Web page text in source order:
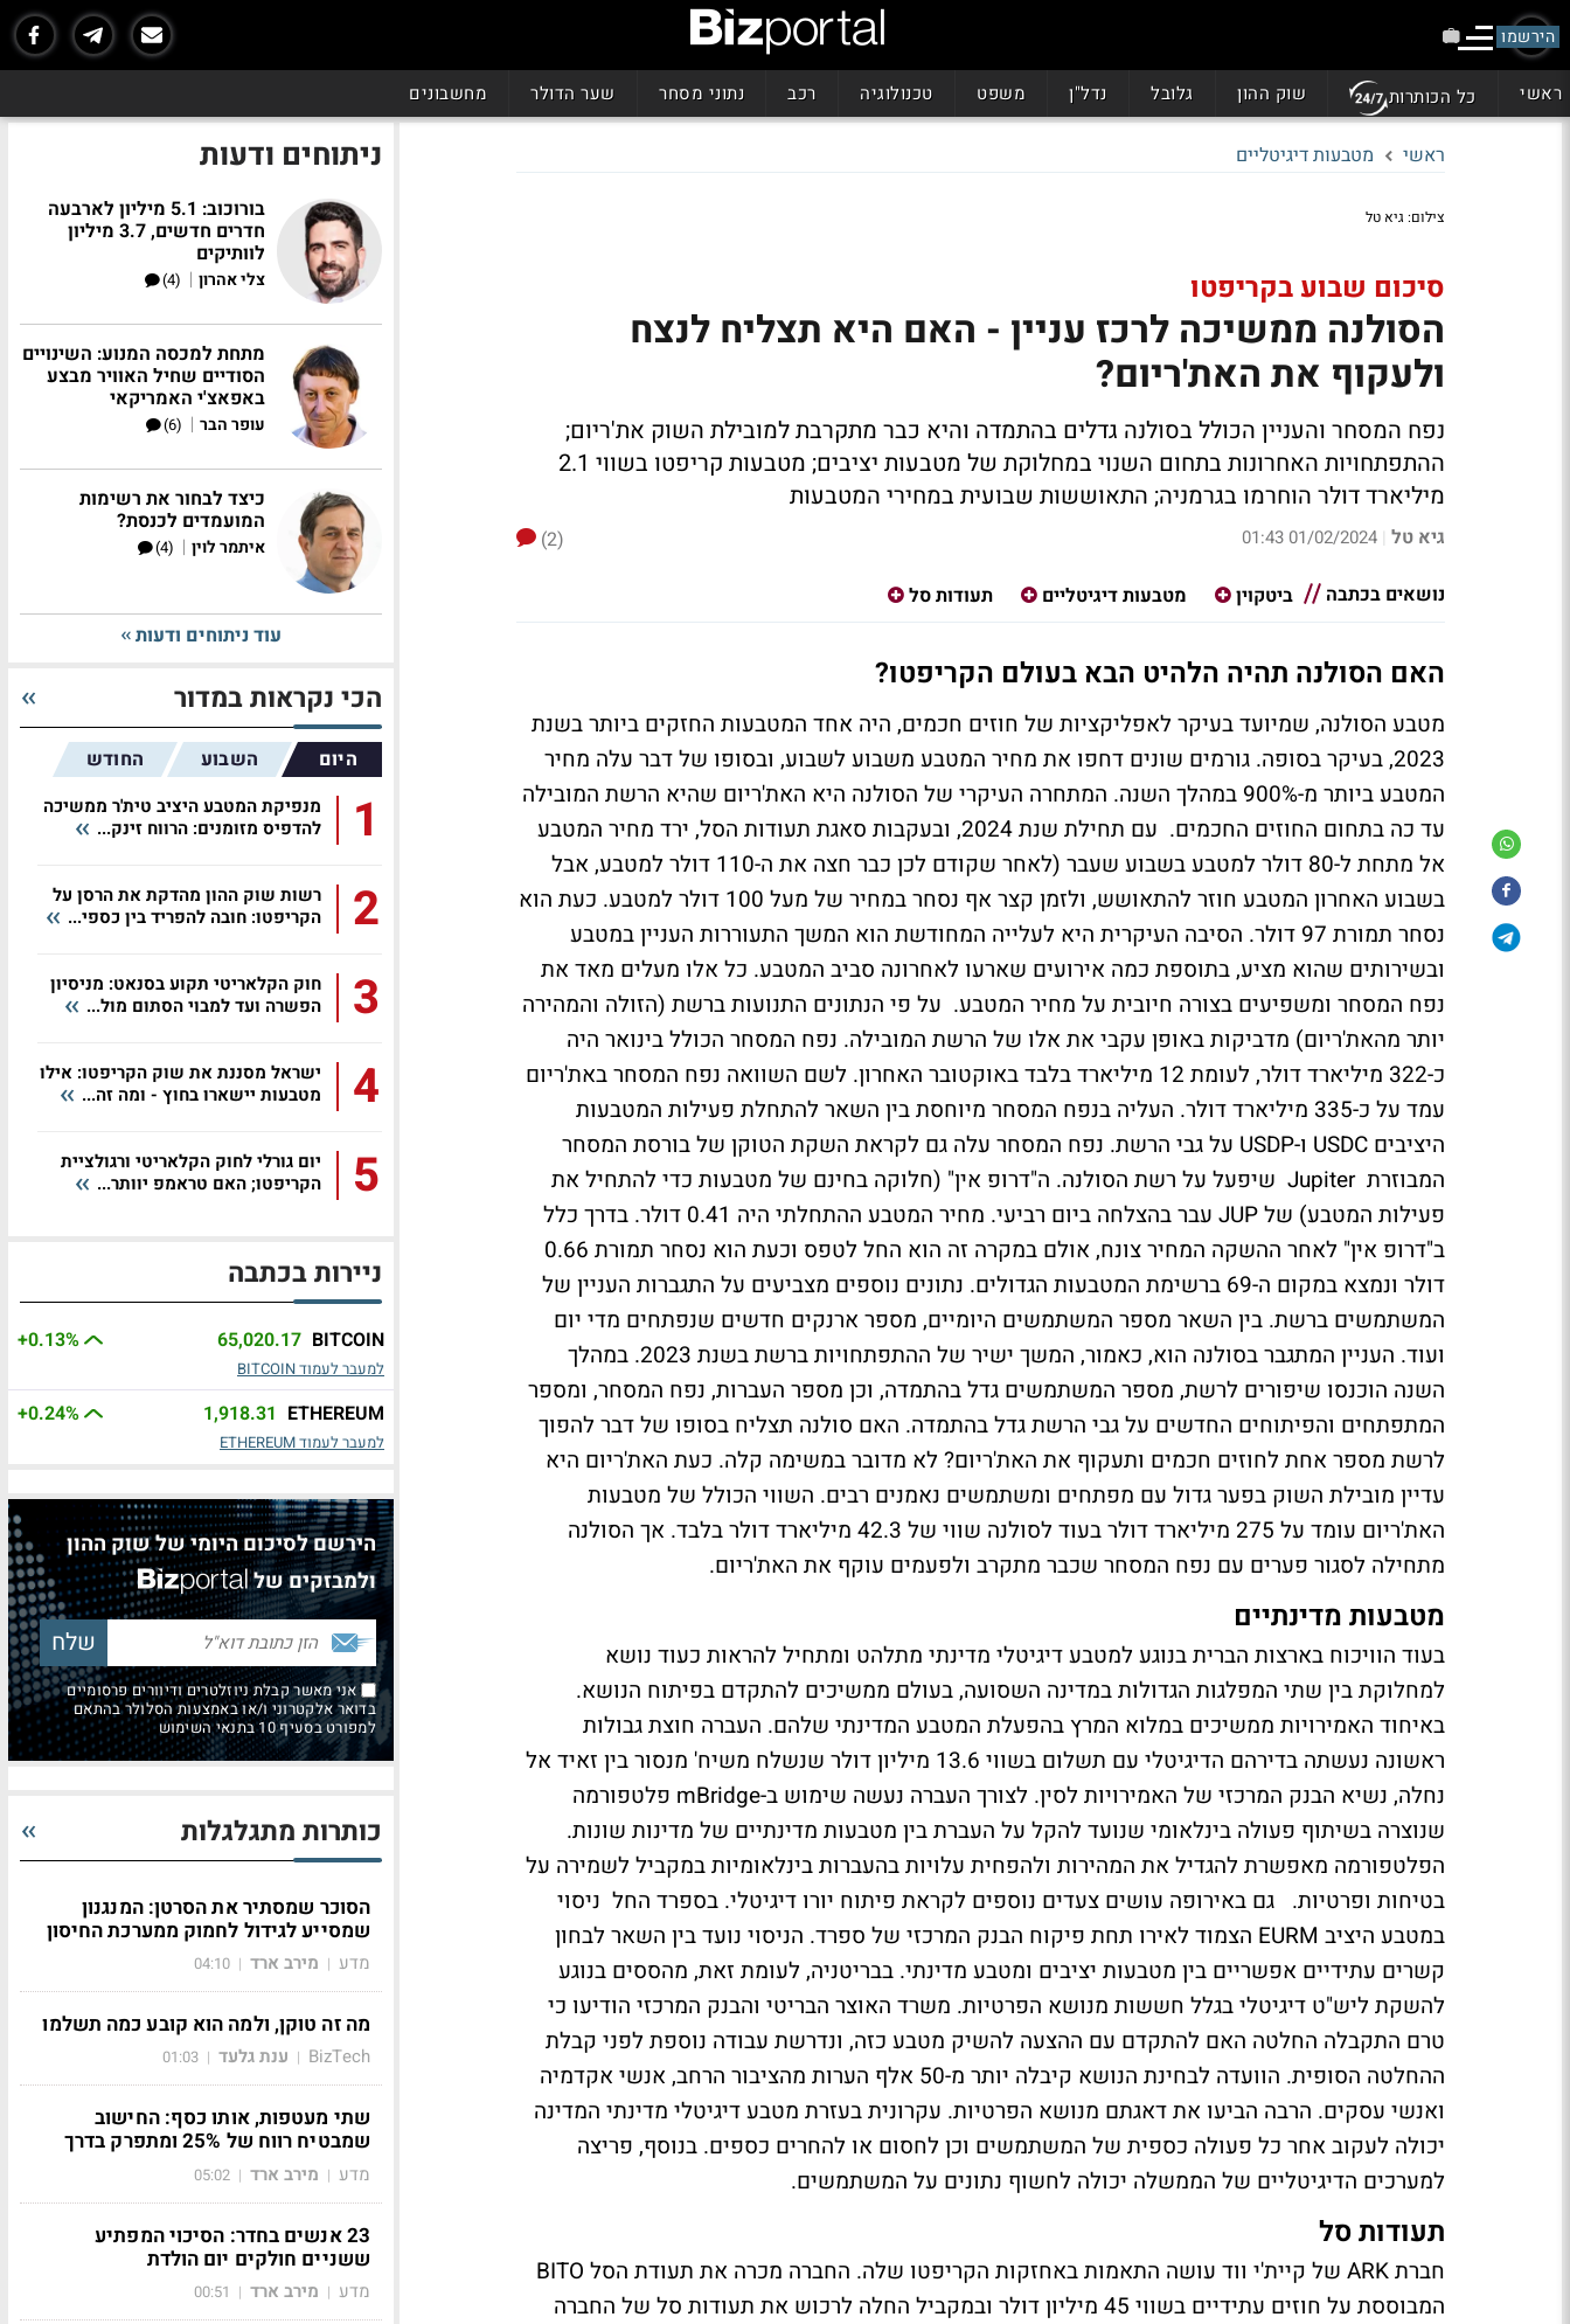
הירשמו
ראשי כל הכותרות שוק ההון גלובל נדל"ן משפט טכנולוגיה רכב נתוני מסחר שער הדולר מחשבונים
ראשי מטבעות דיגיטליים
צילום: גיא טל
סיכום שבוע בקריפטו
הסולנה ממשיכה לרכז עניין - האם היא תצליח לנצח
ולעקוף את האת'ריום?
נפח המסחר והעניין הכולל בסולנה גדלים בהתמדה והיא כבר מתקרבת למובילת השוק את'ריום;
ההתפתחויות האחרונות בתחום השנוי במחלוקת של מטבעות יציבים; מטבעות קריפטו בשווי 2.1
מיליארד דולר הוחרמו בגרמניה; התאוששות שבועית במחירי המטבעות
גיא טל |
01/02/2024 01:43
(2)
נושאים בכתבה
ביטקוין מטבעות דיגיטליים תעודות סל
האם הסולנה תהיה הלהיט הבא בעולם הקריפטו?
מטבע הסולנה, שמיועד בעיקר לאפליקציות של חוזים חכמים, היה אחד המטבעות החזקים ביותר בשנת
2023, בעיקר בסופה. גורמים שונים דחפו את מחיר המטבע משבוע לשבוע, ובסופו של דבר עלה מחיר
המטבע ביותר מ-900% במהלך השנה. המתחרה העיקרי של הסולנה היא האת'ריום שהיא הרשת המובילה
עד כה בתחום החוזים החכמים. עם תחילת שנת 2024, ובעקבות סאגת תעודות הסל, ירד מחיר המטבע
אל מתחת ל-80 דולר למטבע בשבוע שעבר (לאחר שקודם לכן כבר חצה את ה-110 דולר למטבע, אבל
בשבוע האחרון המטבע חוזר להתאושש, ולזמן קצר אף נסחר במחיר של מעל 100 דולר למטבע. כעת הוא
נסחר תמורת 97 דולר. הסיבה העיקרית היא לעלייה המחודשת הוא המשך התעוררות העניין במטבע
ובשירותים שהוא מציע, בתוספת כמה אירועים שארעו לאחרונה סביב המטבע. כל אלו מעלים מאד את
נפח המסחר ומשפיעים בצורה חיובית על מחיר המטבע. על פי הנתונים התנועות ברשת (הזולה והמהירה
יותר מהאת'ריום) מדביקות באופן עקבי את אלו של הרשת המובילה. נפח המסחר הכולל בינואר היה
כ-322 מיליארד דולר, לעומת 12 מיליארד בלבד באוקטובר האחרון. לשם השוואה נפח המסחר באת'ריום
עמד על כ-335 מיליארד דולר. העליה בנפח המסחר מיוחסת בין השאר להתחלת פעילות המטבעות
היציבים USDC ו-USDP על גבי הרשת. נפח המסחר עלה גם לקראת השקת הטוקן של בורסת המסחר
המבוזרת Jupiter שיפעל על רשת הסולנה. ה"דרופ אין" (חלוקה בחינם של מטבעות כדי להתחיל את
פעילות המטבע) של JUP עבר בהצלחה ביום רביעי. מחיר המטבע ההתחלתי היה 0.41 דולר. בדרך כלל
ב"דרופ אין" לאחר ההשקה המחיר צונח, אולם במקרה זה הוא החל לטפס וכעת הוא נסחר תמורת 0.66
דולר ונמצא במקום ה-69 ברשימת המטבעות הגדולים. נתונים נוספים מצביעים על התגברות העניין של
המשתמשים ברשת. בין השאר מספר המשתמשים היומיים, מספר ארנקים חדשים שנפתחים מדי יום
ועוד. העניין המתגבר בסולנה הוא, כאמור, המשך ישיר של ההתפתחויות ברשת בשנת 2023. במהלך
השנה הוכנסו שיפורים לרשת, מספר המשתמשים גדל בהתמדה, וכן מספר העברות, נפח המסחר, ומספר
המתפתחים והפיתוחים החדשים על גבי הרשת גדל בהתמדה. האם סולנה תצליח בסופו של דבר להפוך
לרשת מספר אחת לחוזים חכמים ותעקוף את האת'ריום? לא מדובר במשימה קלה. כעת האת'ריום היא
עדיין מובילת השוק בפער גדול עם מפתחים ומשתמשים נאמנים רבים. השווי הכולל של מטבעות
האת'ריום עומד על 275 מיליארד דולר בעוד לסולנה שווי של 42.3 מיליארד דולר בלבד. אך הסולנה
מתחילה לסגור פערים עם נפח המסחר שכבר מתקרב ולפעמים עוקף את האת'ריום.
מטבעות מדינתיים
בעוד הוויכוח בארצות הברית בנוגע למטבע דיגיטלי מדינתי מתלהט ומתחיל להראות כעוד נושא
למחלוקת בין שתי המפלגות הגדולות במדינה השסועה, בעולם ממשיכים להתקדם בפיתוח הנושא.
באיחוד האמירויות ממשיכים במלוא המרץ בהפעלת המטבע המדינתי שלהם. העברה חוצת גבולות
ראשונה נעשתה בדירהם הדיגיטלי עם תשלום בשווי 13.6 מיליון דולר שנשלח משיח' מנסור בין זאיד אל
נחלה, נשיא הבנק המרכזי של האמירויות לסין. לצורך העברה נעשה שימוש ב-mBridge פלטפורמה
שנוצרה בשיתוף פעולה בינלאומי שנועד להקל על העברת בין מטבעות מדינתיים של מדינות שונות.
הפלטפורמה מאפשרת להגדיל את המהירות ולהפחית עלויות בהעברות בינלאומיות במקביל לשמירה על
בטיחות ופרטיות. גם באירופה עושים צעדים נוספים לקראת פיתוח יורו דיגיטלי. בספרד החל ניסוי
במטבע היציב EURM הצמוד לאירו תחת פיקוח הבנק המרכזי של ספרד. הניסוי נועד בין השאר לבחון
קשרים עתידיים אפשריים בין מטבעות יציבים ומטבע מדינתי. בבריטניה, לעומת זאת, מהססים בנוגע
להשקת ליש"ט דיגיטלי בגלל חששות מנושא הפרטיות. משרד האוצר הבריטי והבנק המרכזי הודיעו כי
טרם התקבלה החלטה האם להתקדם עם ההצעה להשיק מטבע כזה, ונדרשת עבודה נוספת לפני קבלת
ההחלטה הסופית. הוועדה לבחינת הנושא קיבלה יותר מ-50 אלף הערות מהציבור הרחב, אנשי אקדמיה
ואנשי עסקים. הרבה הביעו את דאגתם מנושא הפרטיות. עקרונית בעזרת מטבע דיגיטלי מדינתי המדינה
יכולה לעקוב אחר כל פעולה כספית של המשתמשים וכן לחסום או להחרים כספים. בנוסף, פריצה
למערכים הדיגיטליים של הממשלה יכולה לחשוף נתונים על המשתמשים.
תעודות סל
חברת ARK של קיית'י ווד עושה התאמות באחזקות הקריפטו שלה. החברה מכרה את תעודת הסל BITO
המבוססת על חוזים עתידיים בשווי 45 מיליון דולר ובמקביל החלה לרכוש את תעודות סל של החברה
ניתוחים ודעות
בורוכוב: 5.1 מיליון לארבעה
חדרים חדשים, 3.7 מיליון
לוותיקים
צלי אהרון |
(4)
מתחת למכסה המנוע: השינויים
הסודיים שחיל האוויר מבצע
באפאצ'י האמריקאי
עופר הבר |
(6)
כיצד לבחור את רשימות
המועמדים לכנסת?
איתמר לוין |
(4)
עוד ניתוחים ודעות
הכי נקראות במדור
היום השבוע החודש
1
מנפיקת המטבע היציב טית'ר ממשיכה
להדפיס מזומנים: הרווח זינק...
2
רשות שוק ההון מהדקת את הרסן על
הקריפטו: חובה להפריד בין כספי...
3
חוק הקלאריטי תקוע בסנאט: מניסיון
הפשרה ועד למבוי הסתום מול...
4
ישראל מסננת את שוק הקריפטו: אילו
מטבעות יישארו בחוץ - ומה זה...
5
יום גורלי לחוק הקלאריטי ורגולציית
הקריפטו; האם טראמפ יוותר...
ניירות בכתבה
BITCOIN
65,020.17
+0.13%
למעבר לעמוד BITCOIN
ETHEREUM
1,918.31
+0.24%
למעבר לעמוד ETHEREUM
הירשם לסיכום היומי של שוק ההון
ולמבזקים של
אני מאשר קבלת ניוזלטרים ודיוורים פרסומיים
בדואר אלקטרוני ו/או באמצעות הסלולר בהתאם
למפורט בסעיף 10 בתנאי השימוש
כותרות מתגלגלות
הסוכר שמסתיר את הסרטן: המנגנון
שמסייע לגידול לחמוק ממערכת החיסון
מדע | מירב ארד |
04:10
מה זה טוקן, ולמה הוא קובע כמה תשלמו
BizTech
| ענת גלעד |
01:03
שתי מעטפות, אותו כסף: החישוב
שמבטיח רווח של 25% ומתפרק בדרך
מדע | מירב ארד |
05:02
23 אנשים בחדר: הסיכוי המפתיע
ששניים חולקים יום הולדת
מדע | מירב ארד |
00:51